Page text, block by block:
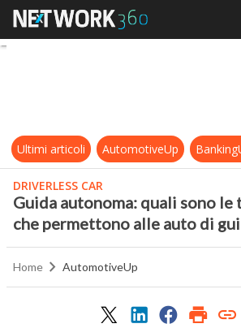
Guida
Ultimi articoli AutomotiveUp
DRIVERLESS CAR
Guida autonoma: quali sono
che permettono alle auto di
Home AutomotiveUp